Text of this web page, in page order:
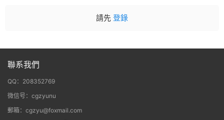
請先 登錄
聯系我們
QQ：208352769
微信号：cgzyunu
郵箱：cgzyu@foxmail.com